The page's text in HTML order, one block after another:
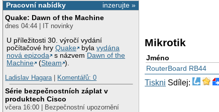
inzerujte »
Pracovní nabídky
Quake: Dawn of the Machine
dnes 04:44 | IT novinky
U příležitosti 30. výročí vydání
počítačové hryQuake bylavydána
nová epizoda
s názvem Dawn of the
Machine
(Steam ).
Ladislav Hagara| Komentářů: 0
Série bezpečnostních záplat v
produktech Cisco
včera 16:00 | Bezpečnostní upozornění
Mikrotik
Jméno
RouterBoard RB44
Tiskni Sdílej: